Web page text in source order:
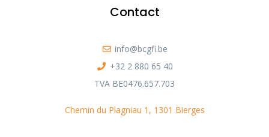
Contact
info@bcgfi.be
+32 2 880 65 40
TVA BE0476.657.703
Chemin du Plagniau 1, 1301 Bierges